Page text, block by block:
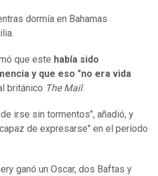
dormía en Bahamas
que este había sido
y que eso "no era vida
británico The Mail.
irse sin tormentos", añadió, y
de expresarse" en el período
ganó un Oscar, dos Baftas y